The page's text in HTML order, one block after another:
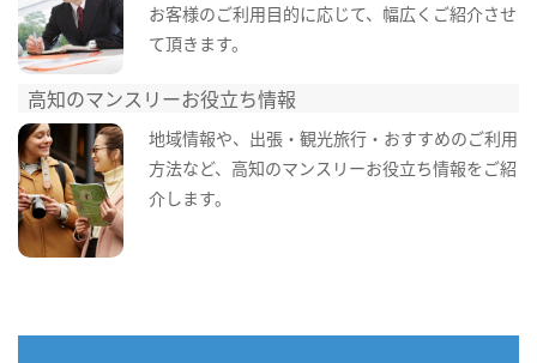
お客様のご利用目的に応じて、幅広くご紹介させ
て頂きます。
高知のマンスリーお役立ち情報
地域情報や、出張・観光旅行・おすすめのご利用
方法など、高知のマンスリーお役立ち情報をご紹
介します。